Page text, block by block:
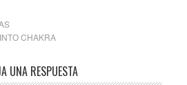
CHAKRA
UNA RESPUESTA